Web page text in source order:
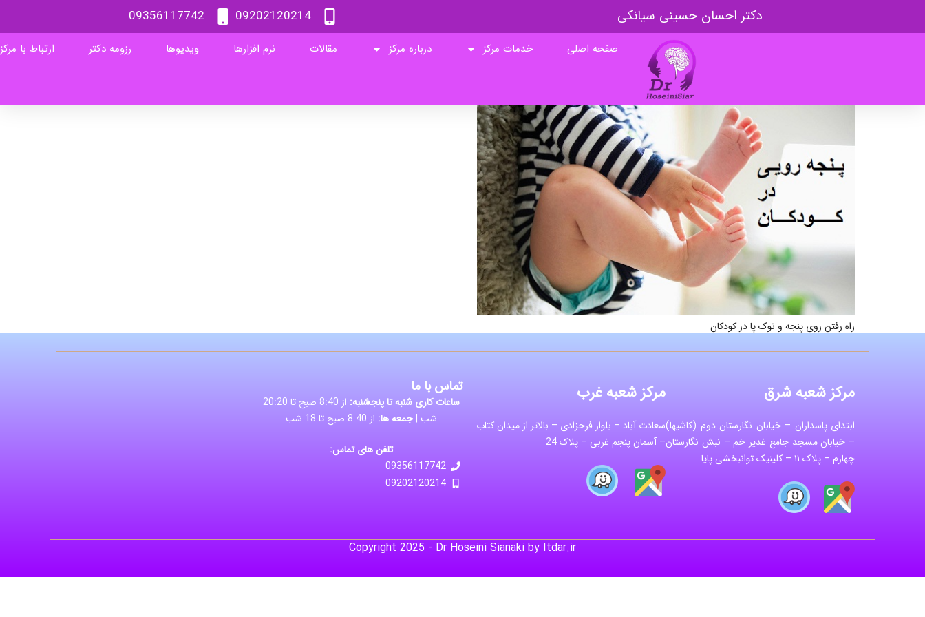
دکتر احسان حسینی سیانکی 09202120214
09356117742
صفحه اصلی خدمات مرکز درباره مرکز مقالات نرم افزارها ویدیوها رزومه دکتر ارتباط با مرکز
راه رفتن روی پنجه و نوک پا در کودکان
مرکز شعبه شرق
ابتدای پاسداران – خیابان نگارستان دوم (کاشیها)
– خیابان مسجد جامع غدیر خم – نبش نگارستان
چهارم – پلاک ۱۱ – کلینیک توانبخشی پایا
مرکز شعبه غرب
سعادت آباد – بلوار فرحزادی – بالاتر از میدان کتاب
– آسمان پنجم غربی – پلاک 24
تماس با ما
ساعات کاری شنبه تا پنجشنبه:
از 8:40 صبح تا 20:20
شب |جمعه ها: از 8:40 صبح تا 18 شب
تلفن های تماس:
09356117742
09202120214
Copyright 2025 - Dr Hoseini Sianaki by Itdar.ir